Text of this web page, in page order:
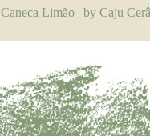
Caneca Limão | by Caju